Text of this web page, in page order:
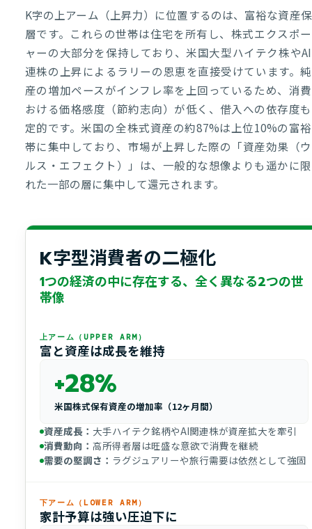
K字の上アーム（上昇力）に位置するのは、富裕な資産
層です。これらの世帯は住宅を所有し、株式エクスポ
ャーの大部分を保持しており、米国大型ハイテク株や
連株の上昇によるラリーの恩恵を直接受けています。
産の増加ペースがインフレ率を上回っているため、消
おける価格感度（節約志向）が低く、借入への依存度
定的です。米国の全株式資産の約87%は上位10%の富
帯に集中しており、市場が上昇した際の「資産効果（
ルス・エフェクト）」は、一般的な想像よりも遥かに
れた一部の層に集中して還元されます。
K字型消費者の二極化
1つの経済の中に存在する、全く異なる2つの世
帯像
上アーム（UPPER ARM）
富と資産は成長を維持
+28%
米国株式保有資産の増加率（12ヶ月間）
資産成長： 大手ハイテク銘柄やAI関連株が資産拡大を牽引
消費動向： 高所得者層は旺盛な意欲で消費を継続
需要の堅調さ： ラグジュアリーや旅行需要は依然として強固
下アーム（LOWER ARM）
家計予算は強い圧迫下に